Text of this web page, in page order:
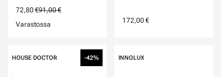
72,80 €91,00 €
Varastossa
172,00 €
HOUSE DOCTOR -42% INNOLUX